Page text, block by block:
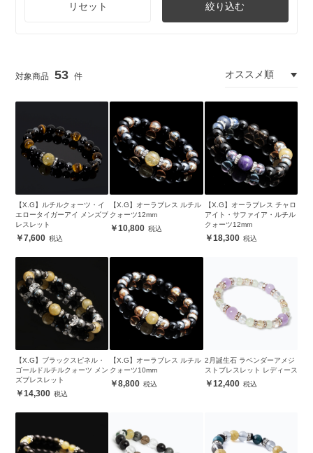
リセット 絞り込む
53
【X.G】ルチルクォーツ・イ
エロータイガーアイ メンズブ
レスレット
7,600
【X.G】オーラブレス ルチル
クォーツ12mm
10,800
【X.G】オーラブレス チャロ
アイト・サファイア・ルチル
クォーツ12mm
18,300
【X.G】ブラックスピネル・
ゴールドルチルクォーツ メン
ズブレスレット
14,300
【X.G】オーラブレス ルチル
クォーツ10mm
8,800
2月誕生石 ラベンダーアメジ
ストブレスレット レディース
12,400